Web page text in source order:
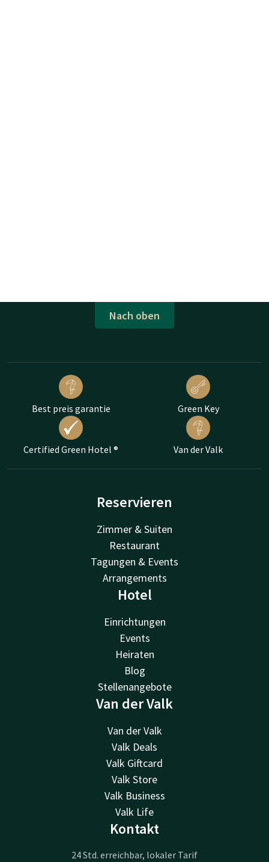
Nach oben
Best preis garantie Green Key
Certified Green Hotel ® Van der Valk
Reservieren
Zimmer & Suiten
Restaurant
Tagungen & Events
Arrangements
Hotel
Einrichtungen
Events
Heiraten
Blog
Stellenangebote
Van der Valk
Van der Valk
Valk Deals
Valk Giftcard
Valk Store
Valk Business
Valk Life
Kontakt
24 Std. erreichbar, lokaler Tarif